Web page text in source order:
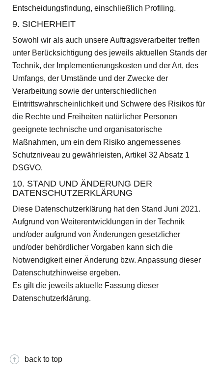
Entscheidungsfindung, einschließlich Profiling.
9. SICHERHEIT
Sowohl wir als auch unsere Auftragsverarbeiter treffen
unter Berücksichtigung des jeweils aktuellen Stands der
Technik, der Implementierungskosten und der Art, des
Umfangs, der Umstände und der Zwecke der
Verarbeitung sowie der unterschiedlichen
Eintrittswahrscheinlichkeit und Schwere des Risikos für
die Rechte und Freiheiten natürlicher Personen
geeignete technische und organisatorische
Maßnahmen, um ein dem Risiko angemessenes
Schutzniveau zu gewährleisten, Artikel 32 Absatz 1
DSGVO.
10. STAND UND ÄNDERUNG DER
DATENSCHUTZERKLÄRUNG
Diese Datenschutzerklärung hat den Stand Juni 2021.
Aufgrund von Weiterentwicklungen in der Technik
und/oder aufgrund von Änderungen gesetzlicher
und/oder behördlicher Vorgaben kann sich die
Notwendigkeit einer Änderung bzw. Anpassung dieser
Datenschutzhinweise ergeben.
Es gilt die jeweils aktuelle Fassung dieser
Datenschutzerklärung.
back to top